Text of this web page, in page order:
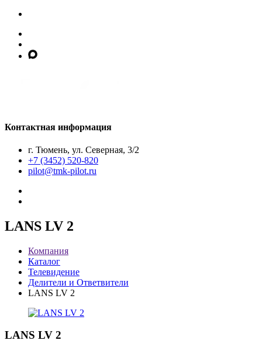
Контактная информация
г. Тюмень, ул. Северная, 3/2
+7 (3452) 520-820
pilot@tmk-pilot.ru
LANS LV 2
Компания
Каталог
Телевидение
Делители и Ответвители
LANS LV 2
LANS LV 2